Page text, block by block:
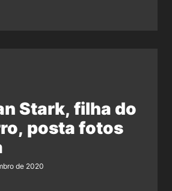
Stark, filha do
posta fotos
de 2020